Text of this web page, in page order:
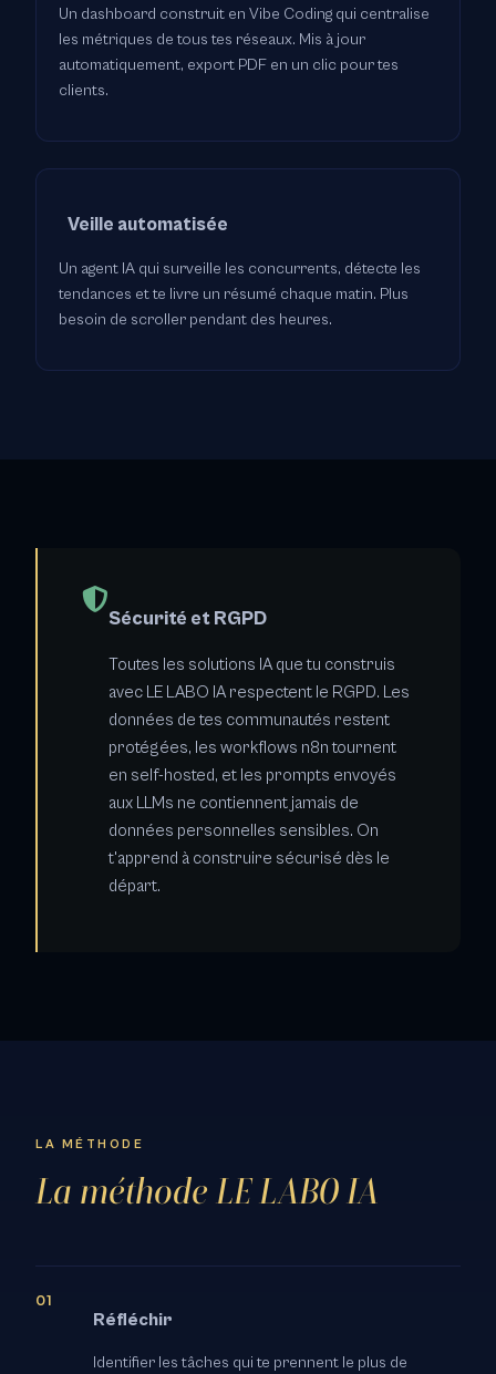
Un dashboard construit en Vibe Coding qui centralise
les métriques de tous tes réseaux. Mis à jour
automatiquement, export PDF en un clic pour tes
clients.
Veille automatisée
Un agent IA qui surveille les concurrents, détecte les
tendances et te livre un résumé chaque matin. Plus
besoin de scroller pendant des heures.
Sécurité et RGPD
Toutes les solutions IA que tu construis
avec LE LABO IA respectent le RGPD. Les
données de tes communautés restent
protégées, les workflows n8n tournent
en self-hosted, et les prompts envoyés
aux LLMs ne contiennent jamais de
données personnelles sensibles. On
t'apprend à construire sécurisé dès le
départ.
LA MÉTHODE
La méthode LE LABO IA
Réfléchir
Identifier les tâches qui te prennent le plus de